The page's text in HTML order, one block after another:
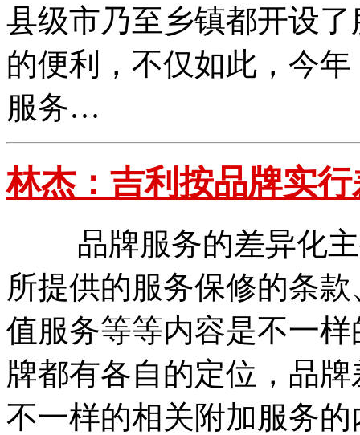
县级市乃至乡镇都开设
的便利，不仅如此，今
服务…
林杰：吉利按品牌实
品牌服务的差异化主
所提供的服务保修的条
值服务等等内容是不一
牌都有各自的定位，品
不一样的相关附加服务